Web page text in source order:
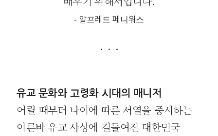
- 알프레드 페니워스
· · ·
유교 문화와 고령화 시대의 매니저
어릴 때부터 나이에 따른 서열을 중시하는
이른바 유교 사상에 길들여진 대한민국